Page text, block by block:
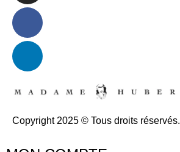
Copyright 2025 © Tous droits réservés.